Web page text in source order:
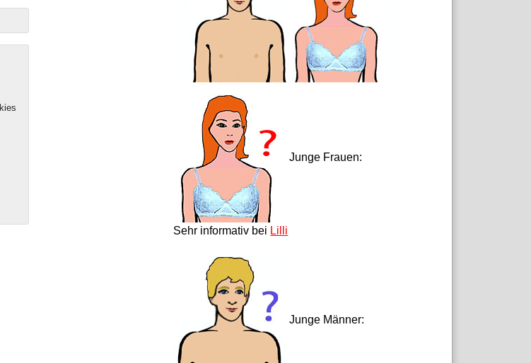
Junge Frauen:
Sehr informativ bei Lilli
Junge Männer: